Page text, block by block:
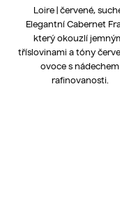
Loire | červené,
Elegantní Cabernet
který okouzlí
tříslovinami a tóny
ovoce s nádechem
rafinovanosti.